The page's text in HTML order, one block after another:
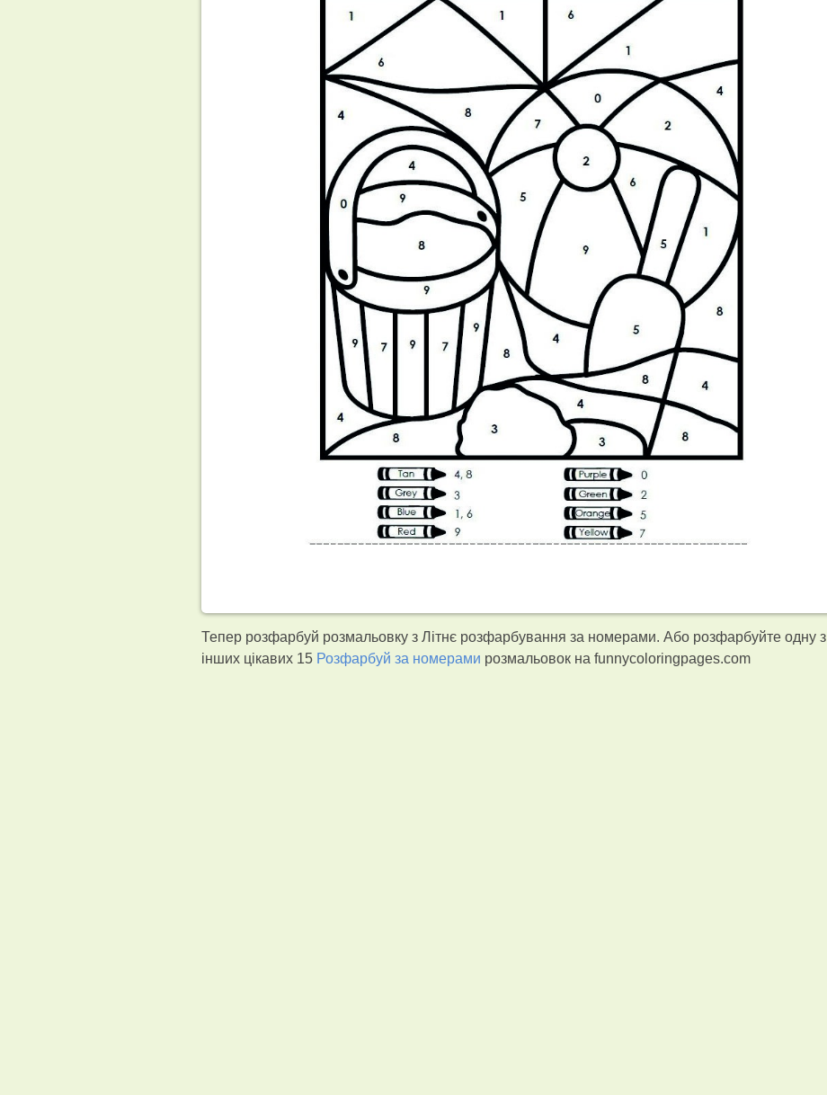
Тепер розфарбуй розмальовку з Літнє розфарбування за номерами. Або розфарбуйте одну з
інших цікавих 15 Розфарбуй за номерами розмальовок на funnycoloringpages.com